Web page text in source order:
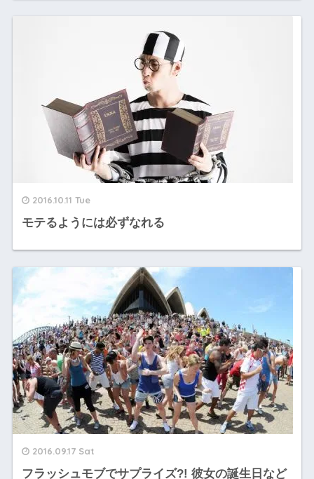
2016.10.11 Tue
モテるようには必ずなれる
2016.09.17 Sat
フラッシュモブでサプライズ?! 彼女の誕生日など